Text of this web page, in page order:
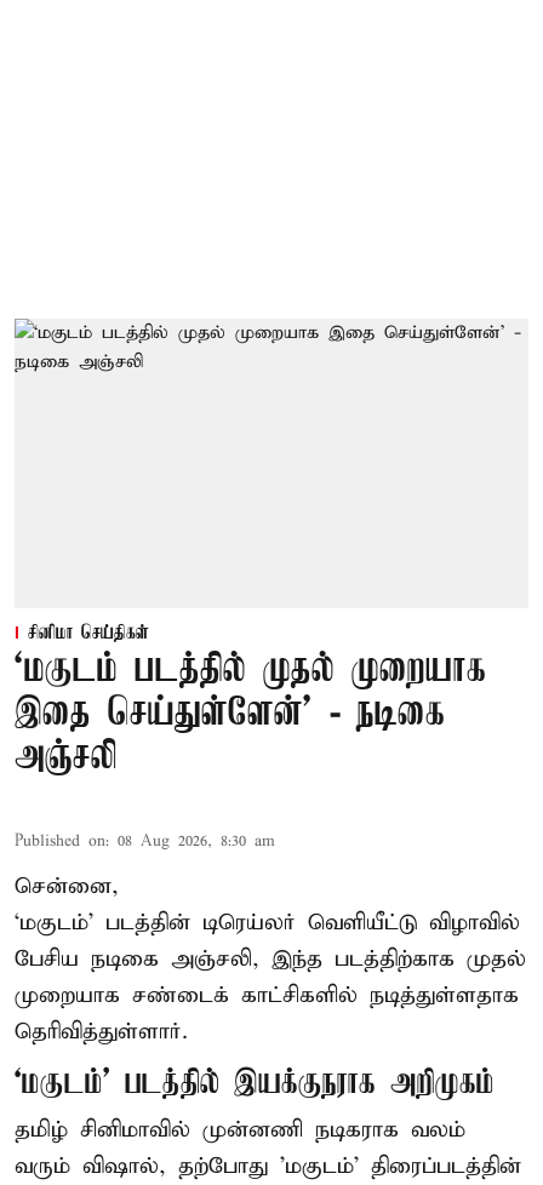
சினிமா செய்திகள்
‘மகுடம் படத்தில் முதல் முறையாக
இதை செய்துள்ளேன்’ - நடிகை
அஞ்சலி
Published on: 08 Aug 2026, 8:30 am
சென்னை,
‘மகுடம்’ படத்தின் டிரெய்லர் வெளியீட்டு விழாவில்
பேசிய நடிகை அஞ்சலி, இந்த படத்திற்காக முதல்
முறையாக சண்டைக் காட்சிகளில் நடித்துள்ளதாக
தெரிவித்துள்ளார்.
‘மகுடம்’ படத்தில் இயக்குநராக அறிமுகம்
தமிழ் சினிமாவில் முன்னணி நடிகராக வலம்
வரும் விஷால், தற்போது 'மகுடம்' திரைப்படத்தின்